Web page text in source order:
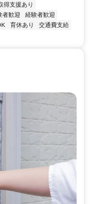
得支援あり
者歓迎
経験者歓迎
育休あり
交通費支給